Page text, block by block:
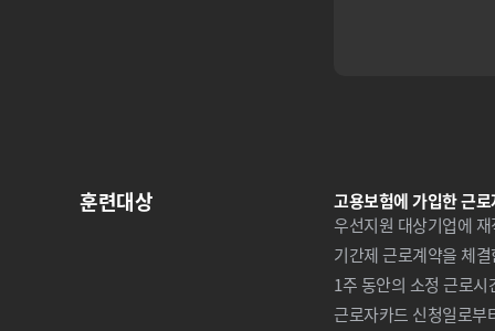
훈련대상
고용보험에 가입한 근
우선지원 대상기업에
기간제 근로계약을 체
1주 동안의 소정 근로
근로자카드 신청일로부